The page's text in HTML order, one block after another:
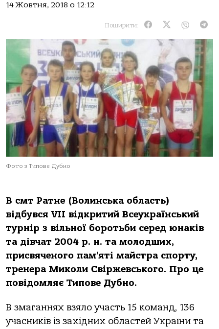
14 Жовтня, 2018 о 12:12
Поширити:
Фото з Типове Дубно
В смт Ратне (Волинська область)
відбувся VII відкритий Всеукраїнський
турнір з вільної боротьби серед юнаків
та дівчат 2004 р. н. та молодших,
присвяченого пам’яті майстра спорту,
тренера Миколи Свіржевського. Про це
повідомляє Типове Дубно.
В змаганнях взяло участь 15 команд, 136
учасників із західних областей України та